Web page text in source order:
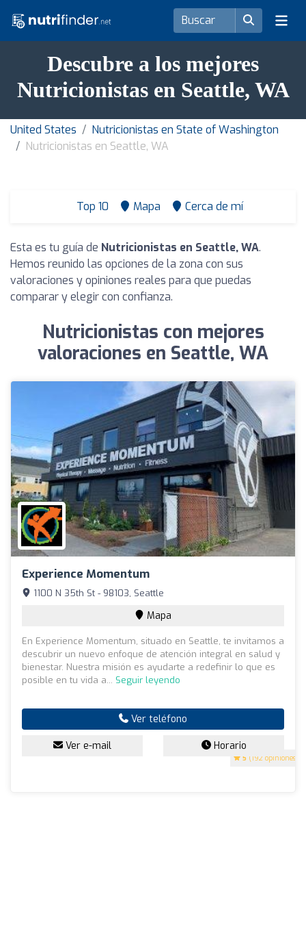
Descubre a los mejores
Nutricionistas en Seattle, WA
United States
Nutricionistas en State of Washington
Nutricionistas en Seattle, WA
Top 10 Mapa Cerca de mí
Esta es tu guía de Nutricionistas en Seattle, WA.
Hemos reunido las opciones de la zona con sus
valoraciones y opiniones reales para que puedas
comparar y elegir con confianza.
Nutricionistas con mejores
valoraciones en Seattle, WA
Experience Momentum
5 (192 opiniones)
1100 N 35th St - 98103, Seattle
Mapa
En Experience Momentum, situado en Seattle, te invitamos a
descubrir un nuevo enfoque de atención integral en salud y
bienestar. Nuestra misión es ayudarte a redefinir lo que es
posible en tu vida a... Seguir leyendo
Ver teléfono
Ver e-mail Horario